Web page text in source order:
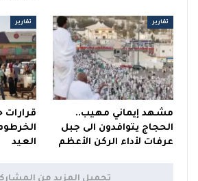
تقارير
مشهد إيماني مهيب..
الحجاج يتوافدون الى جبل
عرفات لأداء الركن الأعظم
تقارير
العيد